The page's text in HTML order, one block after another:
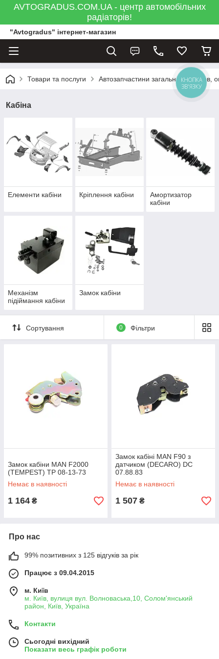
AVTOGRADUS.COM.UA - центр автомобільних
радіаторів!
"Avtogradus" інтернет-магазин
Товари та послуги Автозапчастини загальна Кузов,
Кабіна
Елементи кабіни Кріплення кабіни
Амортизатор
кабіни
Механізм
підіймання кабіни
Замок кабіни
Сортування 0 Фільтри
Замок кабіни MAN F2000
(TEMPEST) TP 08-13-73
Немає в наявності
1 164 ₴
Замок кабіні MAN F90 з
датчиком (DECARO) DC
07.88.83
Немає в наявності
1 507 ₴
Про нас
99% позитивних з 125 відгуків за рік
Працює з 09.04.2015
м. Київ
м. Київ, вулиця вул. Волноваська,10, Солом'янський
район, Київ, Україна
Контакти
Сьогодні вихідний
Показати весь графік роботи
КНОПКА
ЗВ'ЯЗКУ